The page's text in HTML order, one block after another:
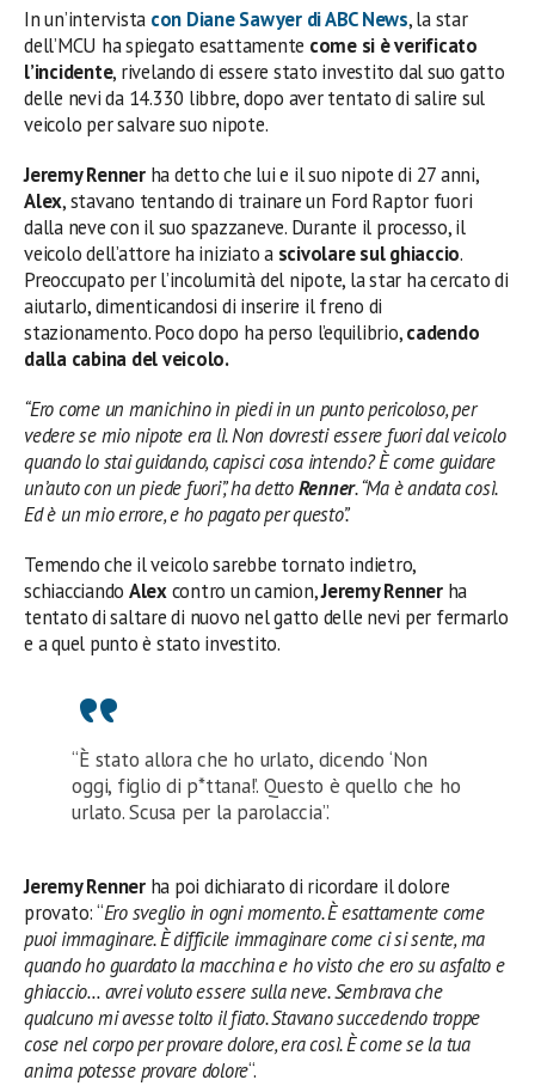
In un’intervista con Diane Sawyer di ABC News, la star
dell’MCU ha spiegato esattamente come si è verificato
l’incidente, rivelando di essere stato investito dal suo gatto
delle nevi da 14.330 libbre, dopo aver tentato di salire sul
veicolo per salvare suo nipote.
Jeremy Rennerha detto che lui e il suo nipote di 27 anni,
Alex, stavano tentando di trainare un Ford Raptor fuori
dalla neve con il suo spazzaneve. Durante il processo, il
veicolo dell’attore ha iniziato a scivolare sul ghiaccio.
Preoccupato per l’incolumità del nipote, la star ha cercato di
aiutarlo, dimenticandosi di inserire il freno di
stazionamento. Poco dopo ha perso l’equilibrio,cadendo
dalla cabina del veicolo.
“Ero come un manichino in piedi in un punto pericoloso, per
vedere se mio nipote era lì. Non dovresti essere fuori dal veicolo
quando lo stai guidando, capisci cosa intendo? È come guidare
un’auto con un piede fuori”, ha dettoRenner. “Ma è andata così.
Ed è un mio errore, e ho pagato per questo”.
Temendo che il veicolo sarebbe tornato indietro,
schiacciando Alexcontro un camion,Jeremy Rennerha
tentato di saltare di nuovo nel gatto delle nevi per fermarlo
e a quel punto è stato investito.
“È stato allora che ho urlato, dicendo ‘Non
oggi, figlio di p*ttana!’. Questo è quello che ho
urlato. Scusa per la parolaccia”.
Jeremy Rennerha poi dichiarato di ricordare il dolore
provato: “Ero sveglio in ogni momento. È esattamente come
puoi immaginare. È difficile immaginare come ci si sente, ma
quando ho guardato la macchina e ho visto che ero su asfalto e
ghiaccio… avrei voluto essere sulla neve. Sembrava che
qualcuno mi avesse tolto il fiato. Stavano succedendo troppe
cose nel corpo per provare dolore, era così. È come se la tua
anima potesse provare dolore“.